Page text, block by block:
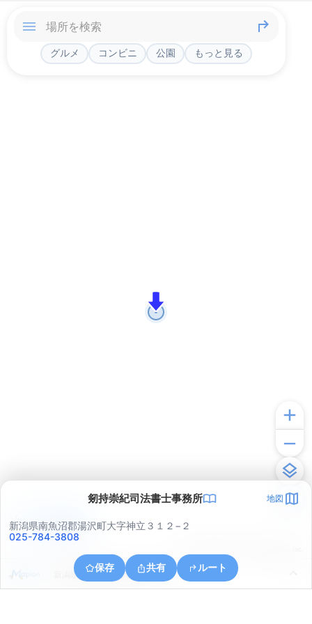
グルメ コンビニ 公園 もっと見る
剱持崇紀司法書士事務所 地図
新潟県南魚沼郡湯沢町大字神立３１２−２
025-784-3808
保存 共有 ルート
新潟県南魚沼郡湯沢町大字神立
アプリで見る